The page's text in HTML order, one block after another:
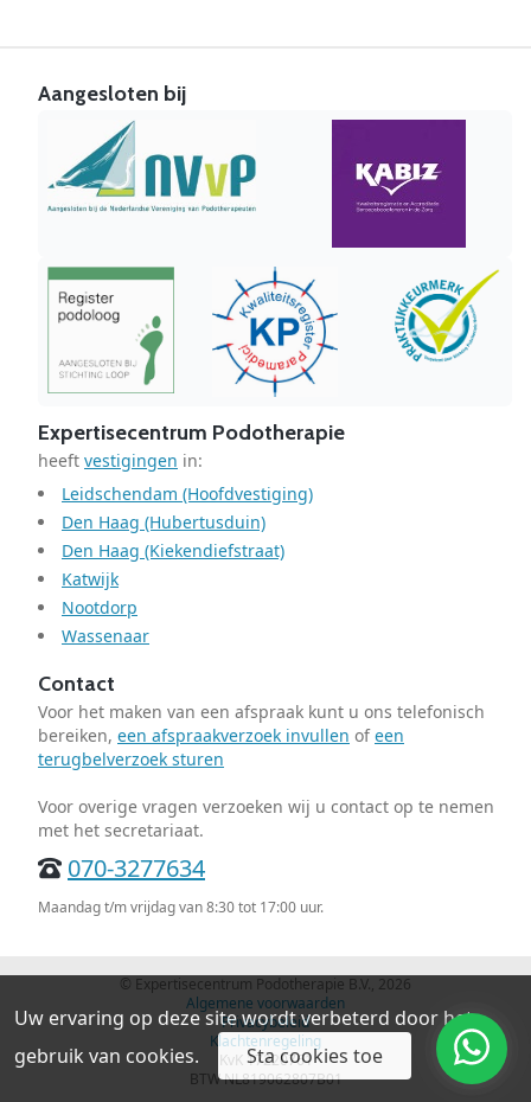
Aangesloten bij
Expertisecentrum Podotherapie
heeft vestigingen in:
Leidschendam (Hoofdvestiging)
Den Haag (Hubertusduin)
Den Haag (Kiekendiefstraat)
Katwijk
Nootdorp
Wassenaar
Contact
Voor het maken van een afspraak kunt u ons telefonisch
bereiken, een afspraakverzoek invullen ofeen
terugbelverzoek sturen
Voor overige vragen verzoeken wij u contact op te nemen
met het secretariaat.
070-3277634
Maandag t/m vrijdag van 8:30 tot 17:00 uur.
© Expertisecentrum Podotherapie B.V., 2026
Algemene voorwaarden
Privacybeleid
Klachtenregeling
KvK 17220761
BTW NL819062807B01
Uw ervaring op deze site wordt verbeterd door het
gebruik van cookies.
Sta cookies toe